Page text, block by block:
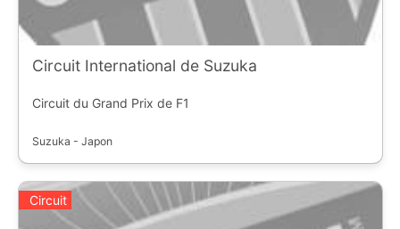
Circuit International de Suzuka
Circuit du Grand Prix de F1
Suzuka - Japon
Circuit